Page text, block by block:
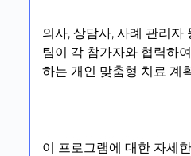
의사, 상담사, 사례 관리자
팀이 각 참가자와 협력하
하는 개인 맞춤형 치료 계
이 프로그램에 대한 자세